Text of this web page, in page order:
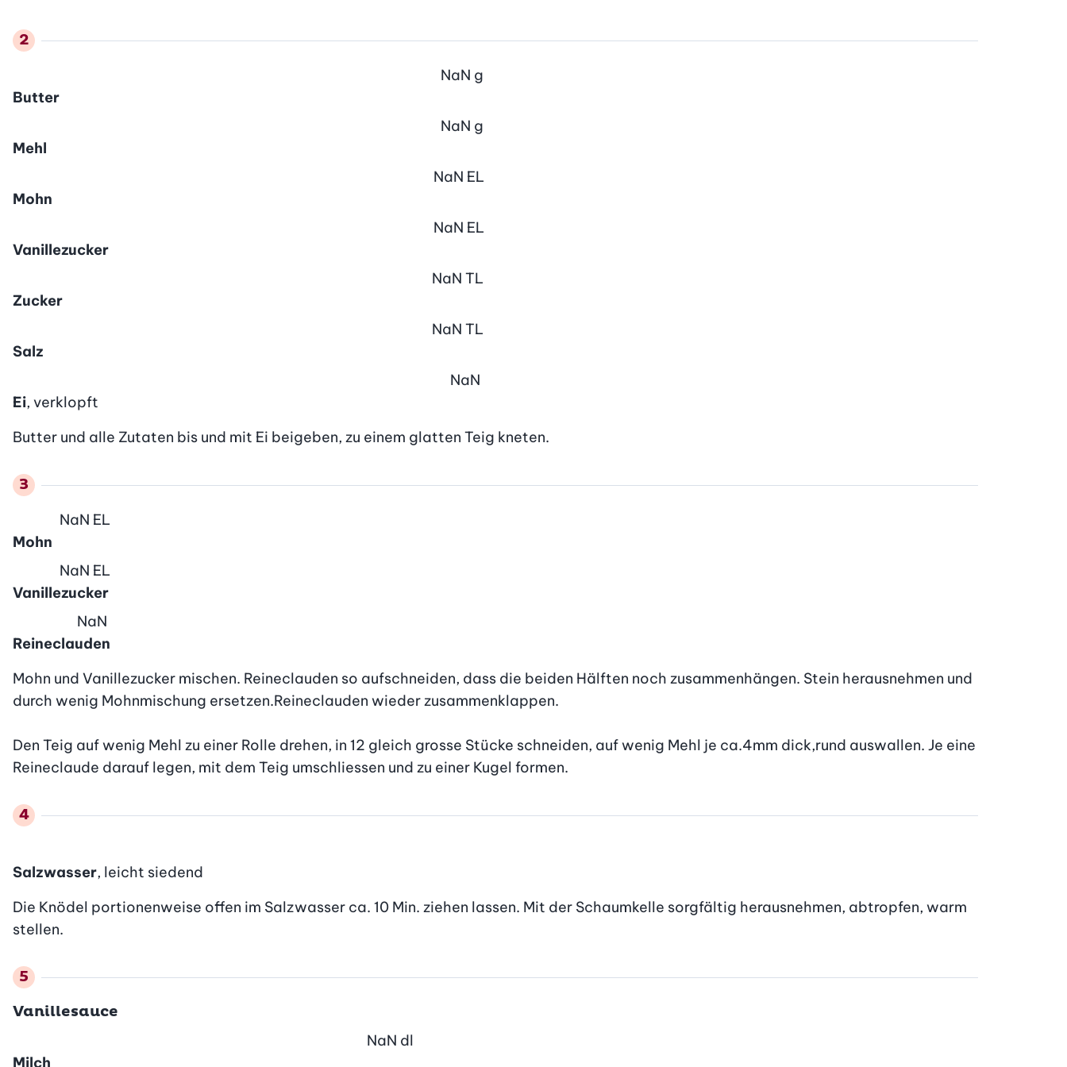
Butter
NaN g
Mehl
NaN g
Mohn
NaN EL
Vanillezucker
NaN EL
Zucker
NaN TL
Salz
NaN TL
Ei, verklopft
NaN
Butter und alle Zutaten bis und mit Ei beigeben, zu einem glatten Teig kneten.
Mohn
NaN EL
Vanillezucker
NaN EL
Reineclauden
NaN
Mohn und Vanillezucker mischen. Reineclauden so aufschneiden, dass die beiden Hälften noch zusammenhängen. Stein herausnehmen und
durch wenig Mohnmischung ersetzen.Reineclauden wieder zusammenklappen.
Den Teig auf wenig Mehl zu einer Rolle drehen, in 12 gleich grosse Stücke schneiden, auf wenig Mehl je ca.4mm dick,rund auswallen. Je eine
Reineclaude darauf legen, mit dem Teig umschliessen und zu einer Kugel formen.
Salzwasser, leicht siedend
Die Knödel portionenweise offen im Salzwasser ca. 10 Min. ziehen lassen. Mit der Schaumkelle sorgfältig herausnehmen, abtropfen, warm
stellen.
Vanillesauce
Milch
NaN dl